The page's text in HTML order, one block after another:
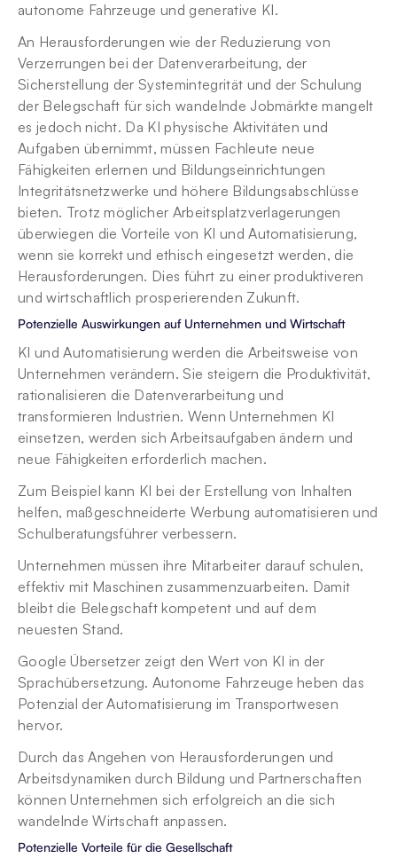
autonome Fahrzeuge und generative KI.
An Herausforderungen wie der Reduzierung von
Verzerrungen bei der Datenverarbeitung, der
Sicherstellung der Systemintegrität und der Schulung
der Belegschaft für sich wandelnde Jobmärkte mangelt
es jedoch nicht. Da KI physische Aktivitäten und
Aufgaben übernimmt, müssen Fachleute neue
Fähigkeiten erlernen und Bildungseinrichtungen
Integritätsnetzwerke und höhere Bildungsabschlüsse
bieten. Trotz möglicher Arbeitsplatzverlagerungen
überwiegen die Vorteile von KI und Automatisierung,
wenn sie korrekt und ethisch eingesetzt werden, die
Herausforderungen. Dies führt zu einer produktiveren
und wirtschaftlich prosperierenden Zukunft.
Potenzielle Auswirkungen auf Unternehmen und Wirtschaft
KI und Automatisierung werden die Arbeitsweise von
Unternehmen verändern. Sie steigern die Produktivität,
rationalisieren die Datenverarbeitung und
transformieren Industrien. Wenn Unternehmen KI
einsetzen, werden sich Arbeitsaufgaben ändern und
neue Fähigkeiten erforderlich machen.
Zum Beispiel kann KI bei der Erstellung von Inhalten
helfen, maßgeschneiderte Werbung automatisieren und
Schulberatungsführer verbessern.
Unternehmen müssen ihre Mitarbeiter darauf schulen,
effektiv mit Maschinen zusammenzuarbeiten. Damit
bleibt die Belegschaft kompetent und auf dem
neuesten Stand.
Google Übersetzer zeigt den Wert von KI in der
Sprachübersetzung. Autonome Fahrzeuge heben das
Potenzial der Automatisierung im Transportwesen
hervor.
Durch das Angehen von Herausforderungen und
Arbeitsdynamiken durch Bildung und Partnerschaften
können Unternehmen sich erfolgreich an die sich
wandelnde Wirtschaft anpassen.
Potenzielle Vorteile für die Gesellschaft